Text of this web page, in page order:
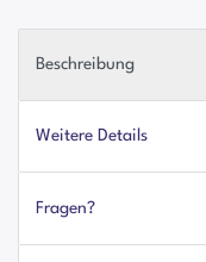
Beschreibung
Weitere Details
Fragen?